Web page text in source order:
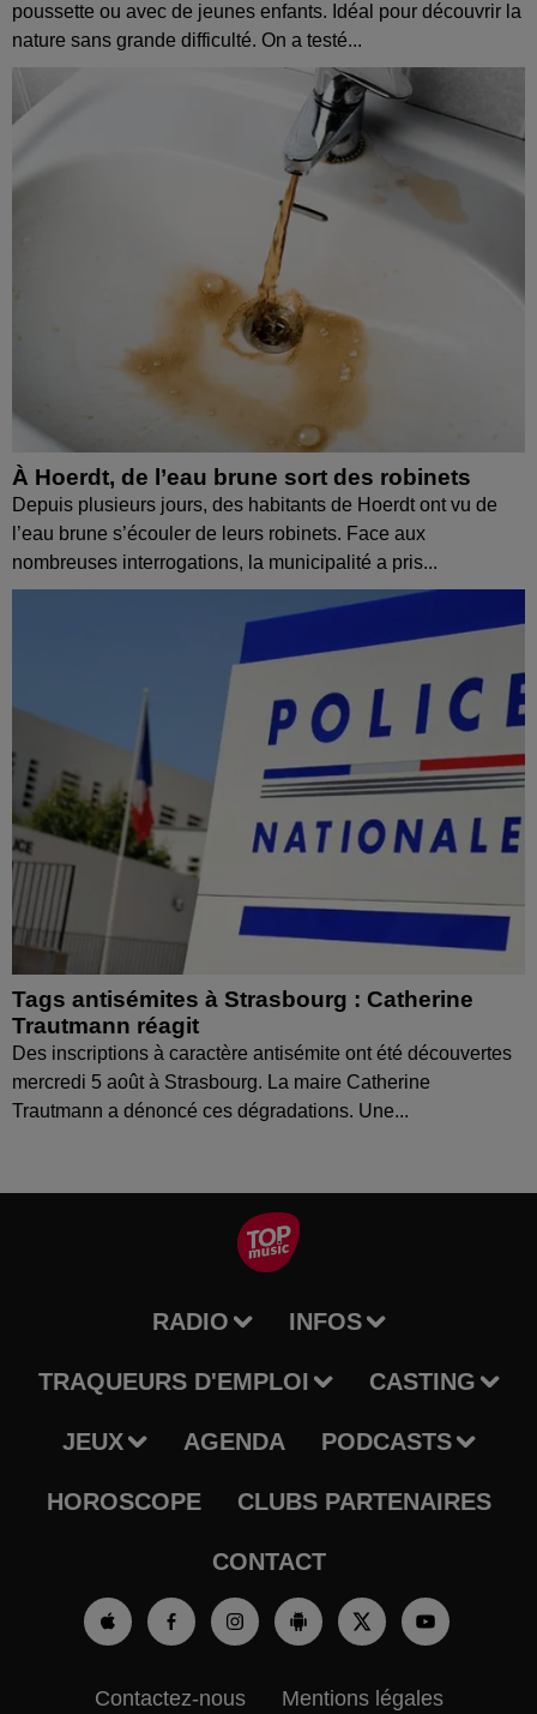
poussette ou avec de jeunes enfants. Idéal pour découvrir la
nature sans grande difficulté. On a testé...
À Hoerdt, de l’eau brune sort des robinets
Depuis plusieurs jours, des habitants de Hoerdt ont vu de
l’eau brune s’écouler de leurs robinets. Face aux
nombreuses interrogations, la municipalité a pris...
Tags antisémites à Strasbourg : Catherine
Trautmann réagit
Des inscriptions à caractère antisémite ont été découvertes
mercredi 5 août à Strasbourg. La maire Catherine
Trautmann a dénoncé ces dégradations. Une...
RADIO INFOS
TRAQUEURS D'EMPLOI CASTING
JEUX AGENDA PODCASTS
HOROSCOPE CLUBS PARTENAIRES
CONTACT
Contactez-nous Mentions légales